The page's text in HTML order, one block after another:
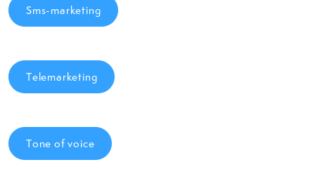
Sms-marketing
Telemarketing
Tone of voice